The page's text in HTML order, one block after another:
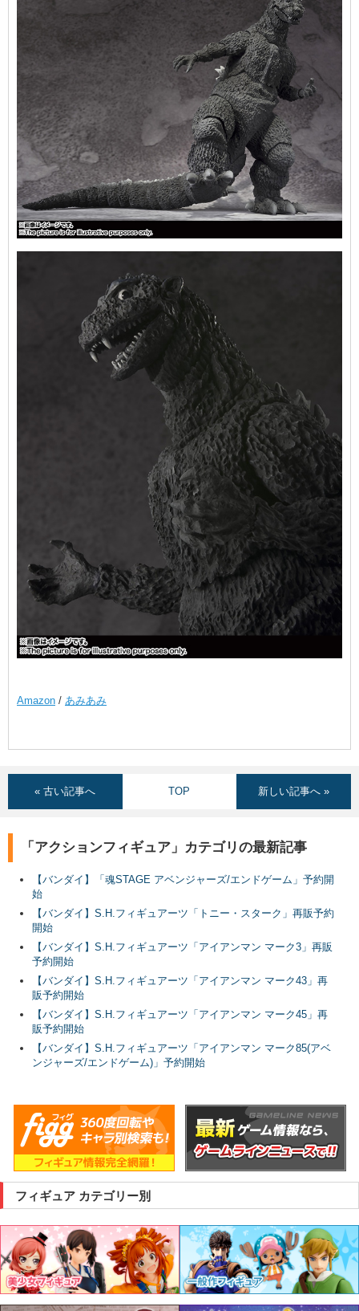
Amazon / あみあみ
« 古い記事へ TOP 新しい記事へ »
「アクションフィギュア」カテゴリの最新記事
【バンダイ】「魂STAGE アベンジャーズ/エンドゲーム」予約開
始
【バンダイ】S.H.フィギュアーツ「トニー・スターク」再販予約
開始
【バンダイ】S.H.フィギュアーツ「アイアンマン マーク3」再販
予約開始
【バンダイ】S.H.フィギュアーツ「アイアンマン マーク43」再
販予約開始
【バンダイ】S.H.フィギュアーツ「アイアンマン マーク45」再
販予約開始
【バンダイ】S.H.フィギュアーツ「アイアンマン マーク85(アベ
ンジャーズ/エンドゲーム)」予約開始
フィギュア カテゴリー別